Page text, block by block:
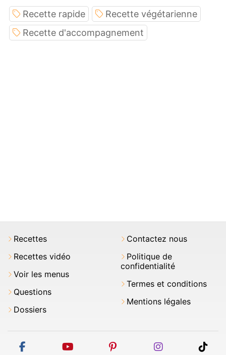
Recette rapide
Recette végétarienne
Recette d'accompagnement
Recettes
Recettes vidéo
Voir les menus
Questions
Dossiers
Contactez nous
Politique de
confidentialité
Termes et conditions
Mentions légales
facebook youtube pinterest instagram